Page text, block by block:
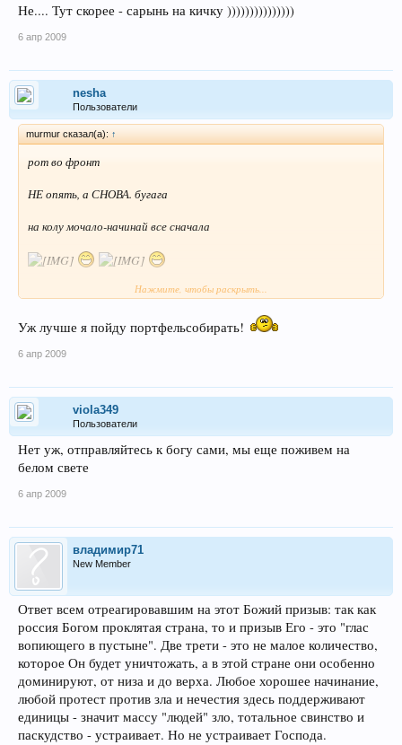
Не.... Тут скорее - сарынь на кичку )))))))))))))))
6 апр 2009
nesha
Пользователи
murmur сказал(а): ↑
рот во фронт
НЕ опять, а СНОВА. бугага
на колу мочало-начинай все сначала
Это тебе не СВОЙ портфель собирать.
Нажмите, чтобы раскрыть...
Уж лучше я пойду портфельсобирать!
6 апр 2009
viola349
Пользователи
Нет уж, отправляйтесь к богу сами, мы еще поживем на
белом свете
6 апр 2009
владимир71
New Member
Ответ всем отреагировавшим на этот Божий призыв: так как
россия Богом проклятая страна, то и призыв Его - это "глас
вопиющего в пустыне". Две трети - это не малое количество,
которое Он будет уничтожать, а в этой стране они особенно
доминируют, от низа и до верха. Любое хорошее начинание,
любой протест против зла и нечестия здесь поддерживают
единицы - значит массу "людей" зло, тотальное свинство и
паскудство - устраивает. Но не устраивает Господа.